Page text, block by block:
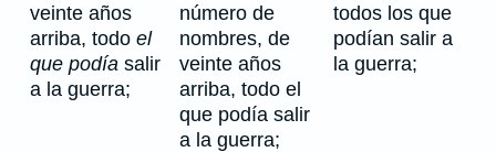
veinte años
arriba, todo el
que podía salir
a la guerra;
número de
nombres, de
veinte años
arriba, todo el
que podía salir
a la guerra;
todos los que
podían salir a
la guerra;